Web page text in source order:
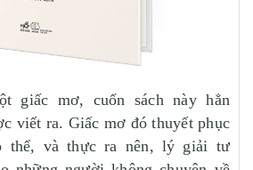
giấc mơ, cuốn sách này hẳn
viết ra. Giấc mơ đó thuyết phục
thể, và thực ra nên, lý giải tư